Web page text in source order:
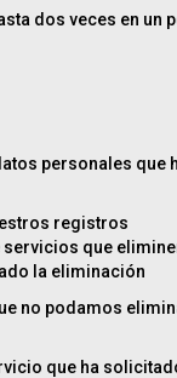
dos veces en
personales
registros
que
la eliminación
no podamos
que ha